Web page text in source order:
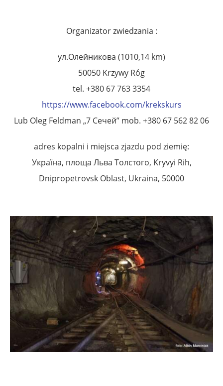
Organizator zwiedzania :
ул.Олейникова (1010,14 km)
50050 Krzywy Róg
tel. +380 67 763 3354
https://www.facebook.com/krekskurs
Lub Oleg Feldman „7 Сечей” mob. +380 67 562 82 06
adres kopalni i miejsca zjazdu pod ziemię:
Україна, площа Льва Толстого, Kryvyi Rih,
Dnipropetrovsk Oblast, Ukraina, 50000